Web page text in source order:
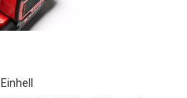
Einhell